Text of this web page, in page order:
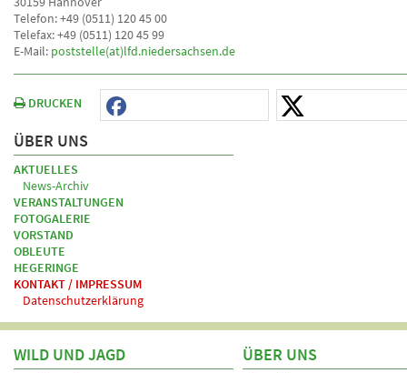
Telefon: +49 (0511) 120 45 00
Telefax: +49 (0511) 120 45 99
E-Mail: poststelle(at)lfd.niedersachsen.de
DRUCKEN
ÜBER UNS
AKTUELLES
News-Archiv
VERANSTALTUNGEN
FOTOGALERIE
VORSTAND
OBLEUTE
HEGERINGE
KONTAKT / IMPRESSUM
Datenschutzerklärung
WILD UND JAGD ÜBER UNS